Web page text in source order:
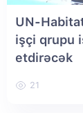
UN-
işçi qrupu
etdirəcək
21